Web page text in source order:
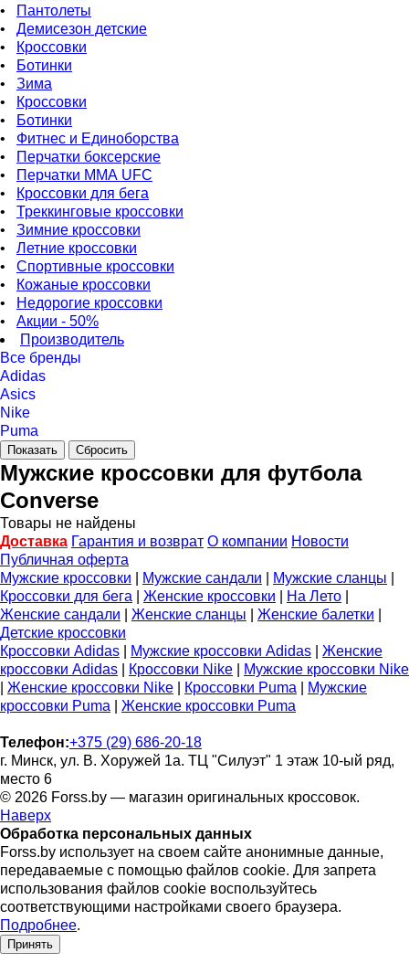
•
Пантолеты
• Демисезон детские
•
Кроссовки
•
Ботинки
• Зима
•
Кроссовки
•
Ботинки
• Фитнес и Единоборства
•
Перчатки боксерские
•
Перчатки ММА UFC
•
Кроссовки для бега
• Треккинговые кроссовки
• Зимние кроссовки
• Летние кроссовки
• Спортивные кроссовки
•
Кожаные кроссовки
•
Недорогие кроссовки
• Акции - 50%
Производитель
Все бренды
Adidas
Asics
Nike
Puma
Мужские кроссовки для футбола
Converse
Товары не найдены
Доставка Гарантия и возврат О компании Новости
Публичная оферта
Мужские кроссовки
Мужские сандали Мужские сланцы
Кроссовки для бега
Женские кроссовки На Лето
Женские сандали
Женские сланцы Женские балетки
Детские кроссовки
Кроссовки Adidas
Мужские кроссовки Adidas
Женские
кроссовки Adidas
Кроссовки Nike
Мужские кроссовки Nike
Женские кроссовки Nike Кроссовки Puma
Мужские
кроссовки Puma
Женские кроссовки Puma
Телефон:+375 (29) 686-20-18
г. Минск, ул. В. Хоружей 1а. ТЦ "Силуэт" 1 этаж 10-ый ряд,
место 6
© 2026 Forss.by — магазин оригинальных кроссовок.
Наверх
Обработка персональных данных
Forss.by использует на своем сайте анонимные данные,
передаваемые с помощью файлов cookie. Для запрета
использования файлов cookie воспользуйтесь
соответствующими настройками своего браузера.
Подробнее.
Принять